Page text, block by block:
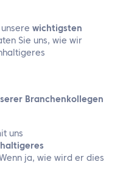
wichtigsten
Sie uns, wie wir
Branchenkollegen
uns
ja, wie wird er dies